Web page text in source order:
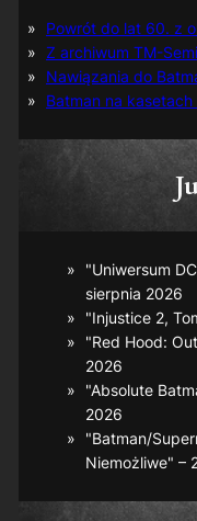
Powrót do lat 60. z
Z archiwum TM-
Nawiązania do
Batman na
"Uniwersum
sierpnia 2026
"Injustice 2,
"Red Hood:
2026
"Absolute
2026
"Batman/
Niemożliwe" –